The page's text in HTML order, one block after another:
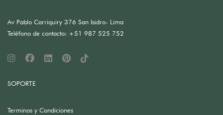
Av Pablo Carriquiry 376 San Isidro- Lima
Teléfono de contacto: +51 987 525 752
SOPORTE
Terminos y Condiciones